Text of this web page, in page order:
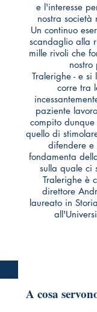
e l'interesse
nostra società
Un continuo
scandaglio alla
mille rivoli che
nostro
Tralerighe - e si
corre tra
paziente
compito
quello di
difendere e
fondamenta
sulla quale ci
Tralerighe è
direttore
laureato in
A cosa